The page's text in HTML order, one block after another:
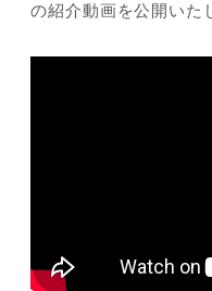
の紹介動画を公開いた